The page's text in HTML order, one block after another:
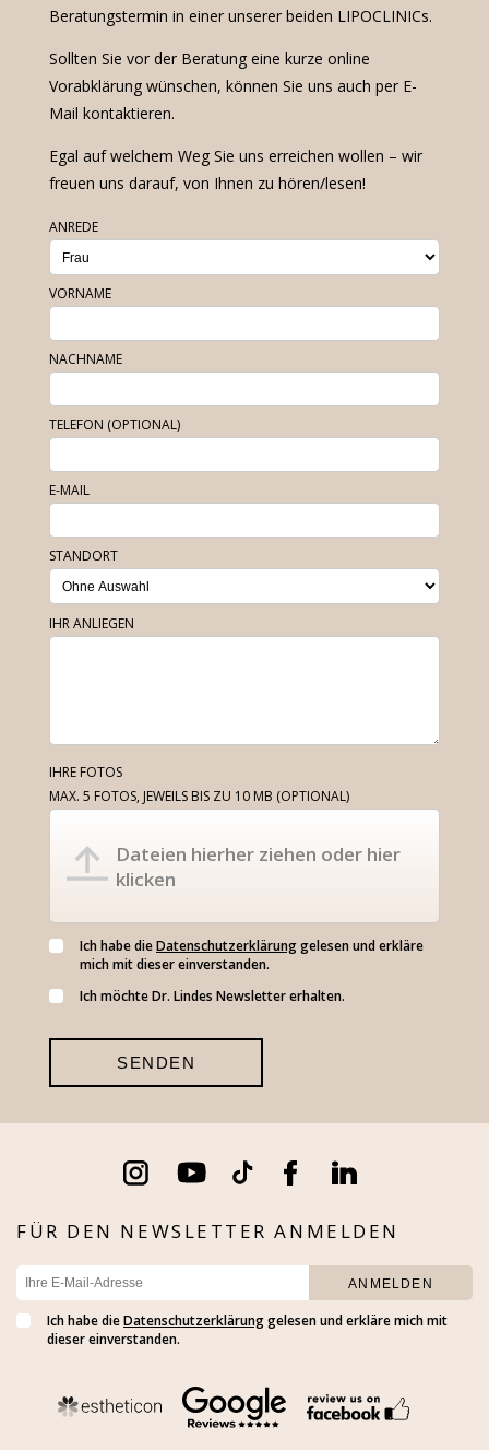
Beratungstermin in einer unserer beiden LIPOCLINICs.
Sollten Sie vor der Beratung eine kurze online
Vorabklärung wünschen, können Sie uns auch per E-
Mail kontaktieren.
Egal auf welchem Weg Sie uns erreichen wollen – wir
freuen uns darauf, von Ihnen zu hören/lesen!
ANREDE
VORNAME
NACHNAME
TELEFON (OPTIONAL)
E-MAIL
STANDORT
IHR ANLIEGEN
IHRE FOTOS
MAX. 5 FOTOS, JEWEILS BIS ZU 10 MB (OPTIONAL)
Dateien hierher ziehen oder hier
klicken
Ich habe dieDatenschutzerklärunggelesen und erkläre
mich mit dieser einverstanden.
Ich möchte Dr. Lindes Newsletter erhalten.
FÜR DEN NEWSLETTER ANMELDEN
Ich habe dieDatenschutzerklärunggelesen und erkläre mich mit
dieser einverstanden.